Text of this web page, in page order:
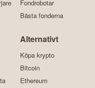
Fondrobotar
Bästa fonderna
Alternativt
Köpa krypto
Bitcoin
Ethereum